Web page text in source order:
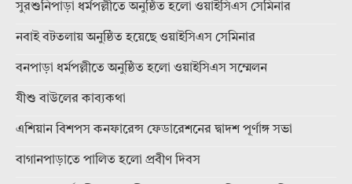
সুরশুনিপাড়া ধর্মপল্লীতে অনুষ্ঠিত হলো ওয়াইসিএস সেমিনার
নবাই বটতলায় অনুষ্ঠিত হয়েছে ওয়াইসিএস সেমিনার
বনপাড়া ধর্মপল্লীতে অনুষ্ঠিত হলো ওয়াইসিএস সম্মেলন
যীশু বাউলের কাব্যকথা
এশিয়ান বিশপস কনফারেন্স ফেডারেশনের দ্বাদশ পূর্ণাঙ্গ সভা
বাগানপাড়াতে পালিত হলো প্রবীণ দিবস